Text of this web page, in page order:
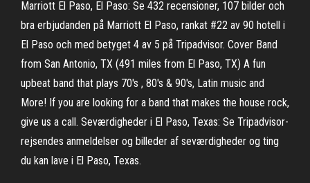
Marriott El Paso, El Paso: Se 432 recensioner, 107 bilder och
bra erbjudanden på Marriott El Paso, rankat #22 av 90 hotell i
El Paso och med betyget 4 av 5 på Tripadvisor. Cover Band
from San Antonio, TX (491 miles from El Paso, TX) A fun
upbeat band that plays 70's , 80's & 90's, Latin music and
More! If you are looking for a band that makes the house rock,
give us a call. Seværdigheder i El Paso, Texas: Se Tripadvisor-
rejsendes anmeldelser og billeder af seværdigheder og ting
du kan lave i El Paso, Texas.